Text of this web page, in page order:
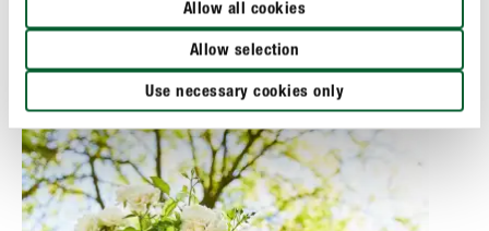
Allow all cookies
Allow selection
Use necessary cookies only
ist der Begriff „weiße Rose“ deshalb eng mit der
Widerstandsgruppe verknüpft.